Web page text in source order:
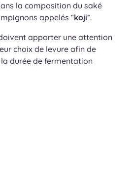
la composition du saké
appelés “koji”.
apporter une attention
choix de levure afin de
durée de fermentation